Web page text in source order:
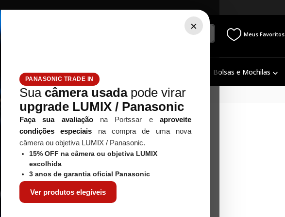
×
PANASONIC TRADE IN
Sua câmera usadapode virar
upgrade LUMIX / Panasonic
Faça sua avaliaçãona Portssar eaproveite
condições especiais na compra de uma nova
câmera ou objetiva LUMIX / Panasonic.
15% OFF na câmera ou objetiva LUMIX
escolhida
3 anos de garantia oficial Panasonic
Ver produtos elegíveis
Meus Favoritos
Tripé / Monopé Estúdio / Iluminação Bolsas e Mochilas